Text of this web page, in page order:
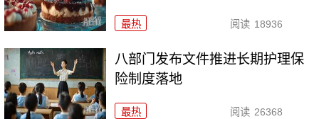
最热 阅读 18936
八部门发布文件推进长期护理保
险制度落地
最热 阅读 26368